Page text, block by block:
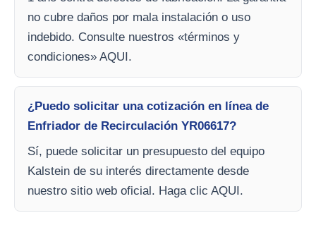
no cubre daños por mala instalación o uso
indebido. Consulte nuestros «términos y
condiciones» AQUI.
¿Puedo solicitar una cotización en línea de
Enfriador de Recirculación YR06617?
Sí, puede solicitar un presupuesto del equipo
Kalstein de su interés directamente desde
nuestro sitio web oficial. Haga clic AQUI.